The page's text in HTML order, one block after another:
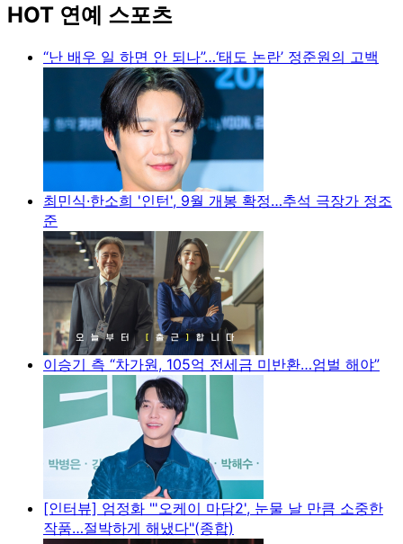
HOT 연예 스포츠
“난 배우 일 하면 안 되나”…‘태도 논란’ 정준원의 고백
최민식·한소희 '인턴', 9월 개봉 확정…추석 극장가 정조
준
이승기 측 “차가원, 105억 전세금 미반환…엄벌 해야”
[인터뷰] 엄정화 "'오케이 마담2', 눈물 날 만큼 소중한
작품…절박하게 해냈다"(종합)